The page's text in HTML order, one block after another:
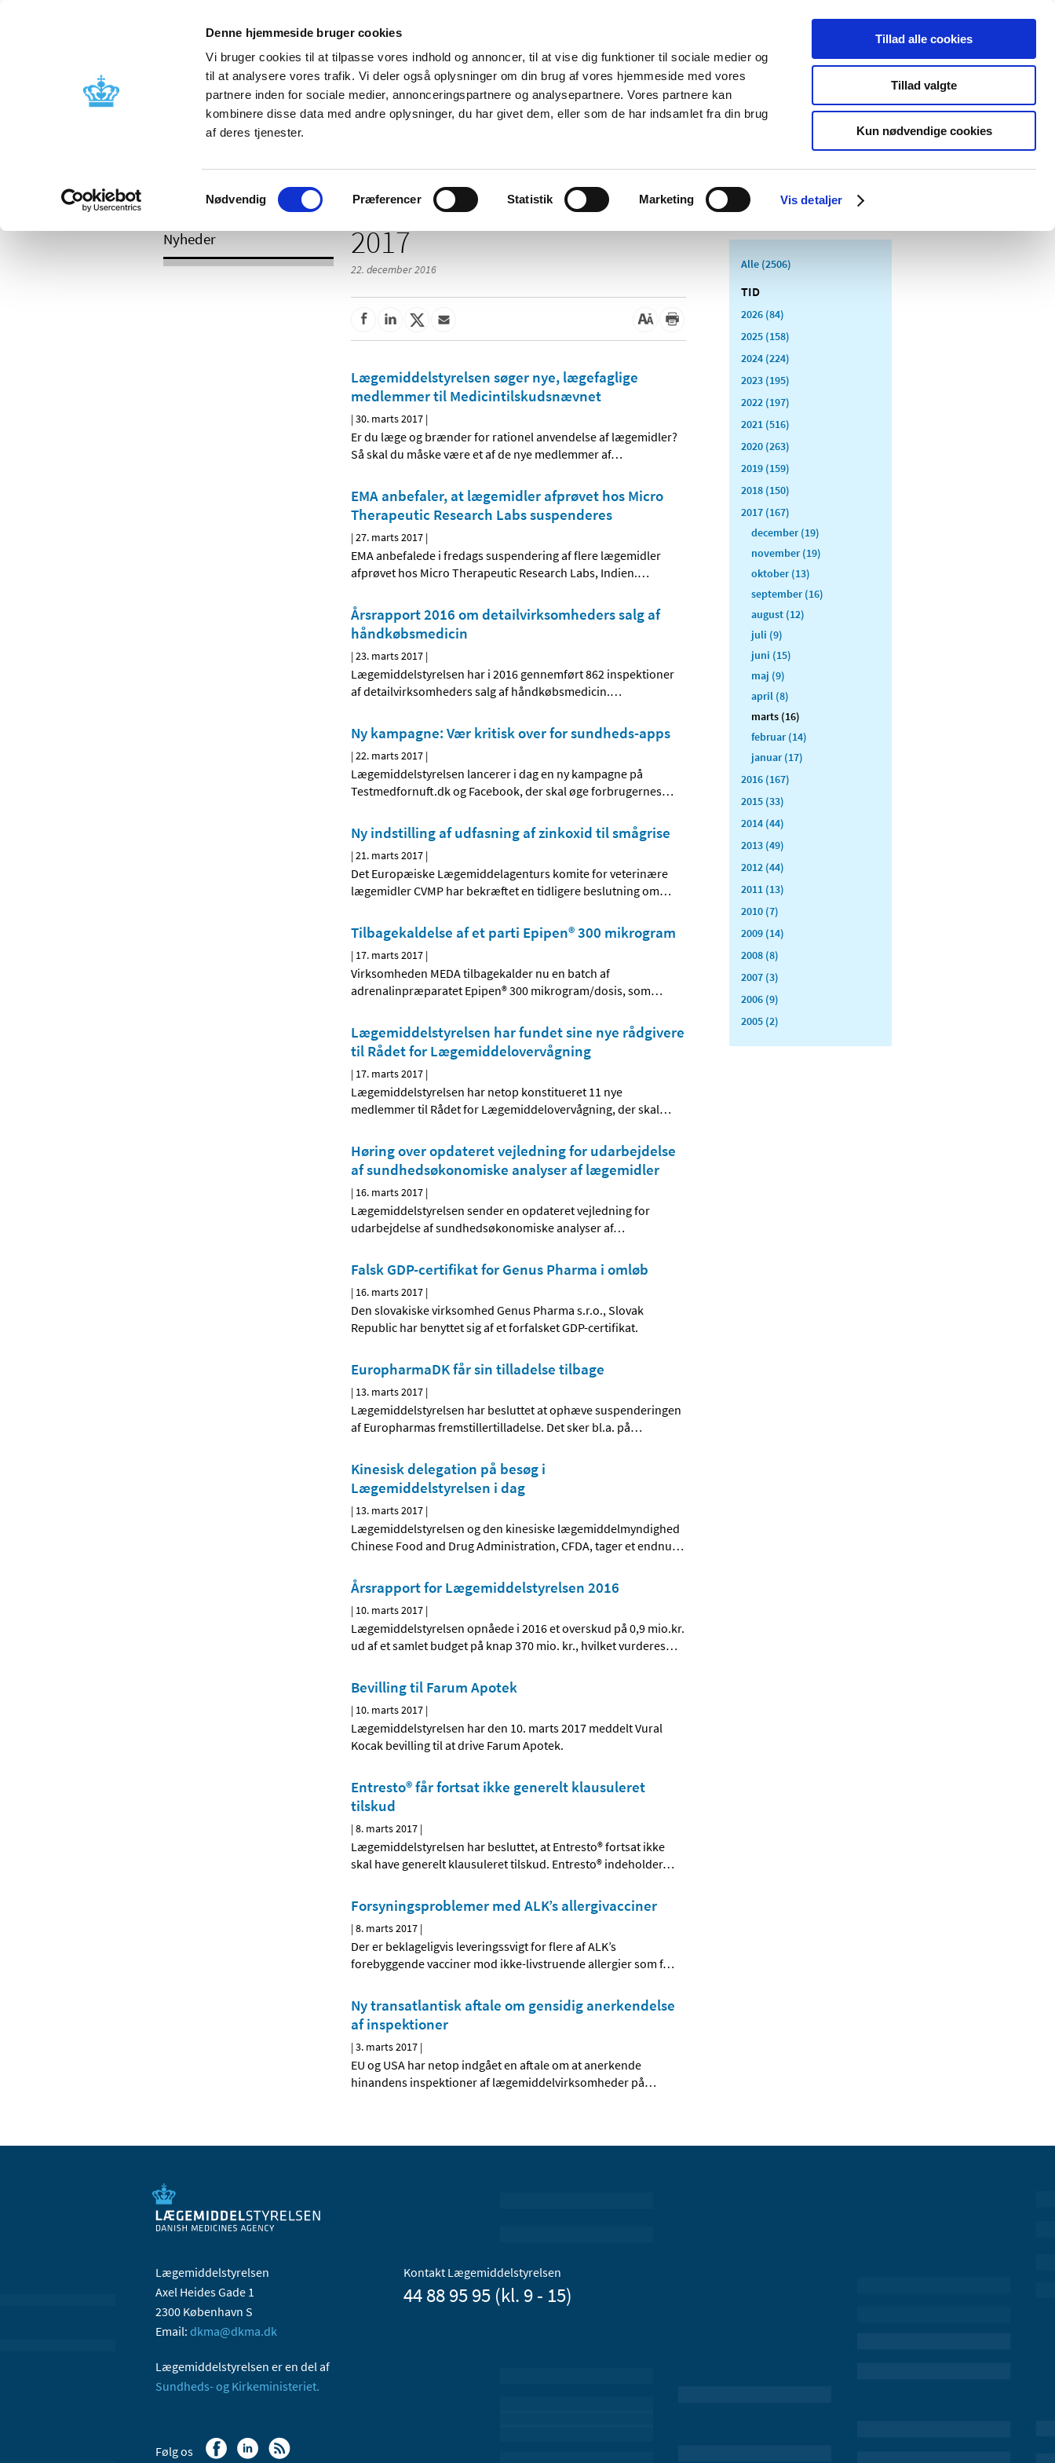
Denne hjemmeside bruger cookies
Vi bruger cookies til at tilpasse vores indhold og annoncer, til at vise dig funktioner til sociale medier og
til at analysere vores trafik. Vi deler også oplysninger om din brug af vores hjemmeside med vores
partnere inden for sociale medier, annonceringspartnere og analysepartnere. Vores partnere kan
kombinere disse data med andre oplysninger, du har givet dem, eller som de har indsamlet fra din brug
af deres tjenester.
Samtykkevalg
Nødvendig Præferencer Statistik Marketing Vis detaljer
Tillad alle cookies
Tillad valgte
Kun nødvendige cookies
Nyheder Om os Kontakt Udgivelser
Godkendelse og
Bivirkninger og
produktinformation
Tilskud og
Apoteker og salg af
Medicinsk
Særlige
produktområder
/ 2017
Nyheder 2017
22. december 2016
Lægemiddelstyrelsen søger nye, lægefaglige
medlemmer til Medicintilskudsnævnet
|30. marts 2017 |
Er du læge og brænder for rationel anvendelse af lægemidler?
Så skal du måske være et af de nye medlemmer af…
EMA anbefaler, at lægemidler afprøvet hos Micro
Therapeutic Research Labs suspenderes
|27. marts 2017 |
EMA anbefalede i fredags suspendering af flere lægemidler
afprøvet hos Micro Therapeutic Research Labs, Indien.…
Årsrapport 2016 om detailvirksomheders salg af
håndkøbsmedicin
|23. marts 2017 |
Lægemiddelstyrelsen har i 2016 gennemført 862 inspektioner
af detailvirksomheders salg af håndkøbsmedicin.…
Ny kampagne: Vær kritisk over for sundheds-apps
|22. marts 2017 |
Lægemiddelstyrelsen lancerer i dag en ny kampagne på
Testmedfornuft.dk og Facebook, der skal øge forbrugernes…
Ny indstilling af udfasning af zinkoxid til smågrise
|21. marts 2017 |
Det Europæiske Lægemiddelagenturs komite for veterinære
lægemidler CVMP har bekræftet en tidligere beslutning om…
Tilbagekaldelse af et parti Epipen® 300 mikrogram
| 17. marts 2017 |
Virksomheden MEDA tilbagekalder nu en batch af
adrenalinpræparatet Epipen® 300 mikrogram/dosis, som…
Lægemiddelstyrelsen har fundet sine nye rådgivere
til Rådet for Lægemiddelovervågning
| 17. marts 2017 |
Lægemiddelstyrelsen har netop konstitueret 11 nye
medlemmer til Rådet for Lægemiddelovervågning, der skal…
Høring over opdateret vejledning for udarbejdelse
af sundhedsøkonomiske analyser af lægemidler
| 16. marts 2017 |
Lægemiddelstyrelsen sender en opdateret vejledning for
udarbejdelse af sundhedsøkonomiske analyser af…
Falsk GDP-certifikat for Genus Pharma i omløb
| 16. marts 2017 |
Den slovakiske virksomhed Genus Pharma s.r.o., Slovak
Republic har benyttet sig af et forfalsket GDP-certifikat.
EuropharmaDK får sin tilladelse tilbage
| 13. marts 2017 |
Lægemiddelstyrelsen har besluttet at ophæve suspenderingen
af Europharmas fremstillertilladelse. Det sker bl.a. på…
Kinesisk delegation på besøg i
Lægemiddelstyrelsen i dag
| 13. marts 2017 |
Lægemiddelstyrelsen og den kinesiske lægemiddelmyndighed
Chinese Food and Drug Administration, CFDA, tager et endnu…
Årsrapport for Lægemiddelstyrelsen 2016
| 10. marts 2017 |
Lægemiddelstyrelsen opnåede i 2016 et overskud på 0,9 mio.kr.
ud af et samlet budget på knap 370 mio. kr., hvilket vurderes…
Bevilling til Farum Apotek
| 10. marts 2017 |
Lægemiddelstyrelsen har den 10. marts 2017 meddelt Vural
Kocak bevilling til at drive Farum Apotek.
Entresto® får fortsat ikke generelt klausuleret
tilskud
|8. marts 2017 |
Lægemiddelstyrelsen har besluttet, at Entresto® fortsat ikke
skal have generelt klausuleret tilskud. Entresto® indeholder…
Forsyningsproblemer med ALK’s allergivacciner
|8. marts 2017 |
Der er beklageligvis leveringssvigt for flere af ALK’s
forebyggende vacciner mod ikke-livstruende allergier som f…
Ny transatlantisk aftale om gensidig anerkendelse
af inspektioner
|3. marts 2017 |
EU og USA har netop indgået en aftale om at anerkende
hinandens inspektioner af lægemiddelvirksomheder på…
Alle (2506)
TID
2026 (84)
2025 (158)
2024 (224)
2023 (195)
2022 (197)
2021 (516)
2020 (263)
2019 (159)
2018 (150)
2017 (167)
december (19)
november (19)
oktober (13)
september (16)
august (12)
juli (9)
juni (15)
maj (9)
april (8)
marts (16)
februar (14)
januar (17)
2016 (167)
2015 (33)
2014 (44)
2013 (49)
2012 (44)
2011 (13)
2010 (7)
2009 (14)
2008 (8)
2007 (3)
2006 (9)
2005 (2)
Lægemiddelstyrelsen
Axel Heides Gade 1
2300 København S
Email: dkma@dkma.dk
Lægemiddelstyrelsen er en del af
Sundheds- og Kirkeministeriet.
Kontakt Lægemiddelstyrelsen
44 88 95 95 (kl. 9 - 15)
Følg os